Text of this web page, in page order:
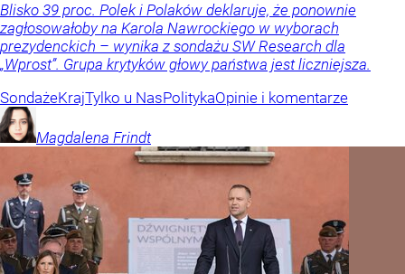
Blisko 39 proc. Polek i Polaków deklaruje, że ponownie
zagłosowałoby na Karola Nawrockiego w wyborach
prezydenckich – wynika z sondażu SW Research dla
„Wprost”. Grupa krytyków głowy państwa jest liczniejsza.
SondażeKrajTylko u NasPolitykaOpinie i komentarze
Magdalena Frindt